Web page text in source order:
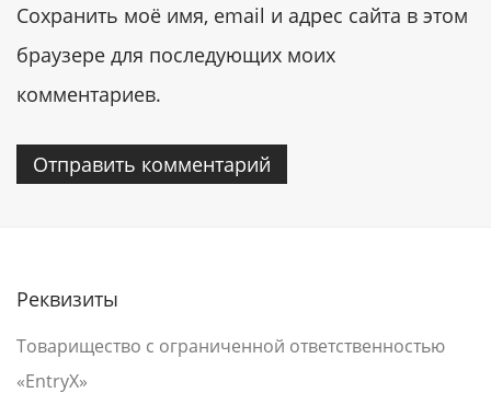
Сохранить моё имя, email и адрес сайта в этом
браузере для последующих моих
комментариев.
Реквизиты
Товарищество с ограниченной ответственностью
«EntryX»